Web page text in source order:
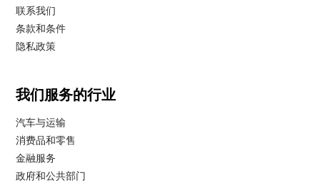
联系我们
条款和条件
隐私政策
我们服务的行业
汽车与运输
消费品和零售
金融服务
政府和公共部门